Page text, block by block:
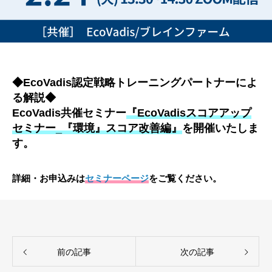
◆EcoVadis認定戦略トレーニングパートナーによ
る解説◆
EcoVadis共催セミナー『EcoVadisスコアアップ
セミナー_『環境』スコア改善編』を開催いたしま
す。
詳細・お申込みはセミナーページをご覧ください。
前の記事 次の記事